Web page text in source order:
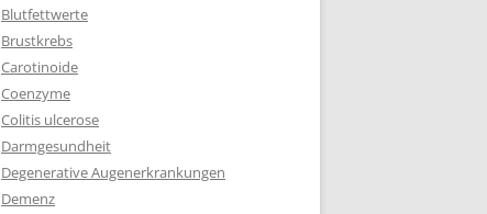
Blutfettwerte
Brustkrebs
Carotinoide
Coenzyme
Colitis ulcerose
Darmgesundheit
Degenerative Augenerkrankungen
Demenz